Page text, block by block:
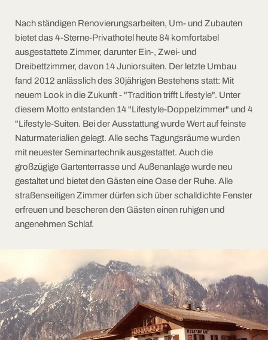
Nach ständigen Renovierungsarbeiten, Um- und Zubauten
bietet das 4-Sterne-Privathotel heute 84 komfortabel
ausgestattete Zimmer, darunter Ein-, Zwei- und
Dreibettzimmer, davon 14 Juniorsuiten. Der letzte Umbau
fand 2012 anlässlich des 30jährigen Bestehens statt: Mit
neuem Look in die Zukunft - "Tradition trifft Lifestyle". Unter
diesem Motto entstanden 14 "Lifestyle-Doppelzimmer" und 4
"Lifestyle-Suiten. Bei der Ausstattung wurde Wert auf feinste
Naturmaterialien gelegt. Alle sechs Tagungsräume wurden
mit neuester Seminartechnik ausgestattet. Auch die
großzügige Gartenterrasse und Außenanlage wurde neu
gestaltet und bietet den Gästen eine Oase der Ruhe. Alle
straßenseitigen Zimmer dürfen sich über schalldichte Fenster
erfreuen und bescheren den Gästen einen ruhigen und
angenehmen Schlaf.